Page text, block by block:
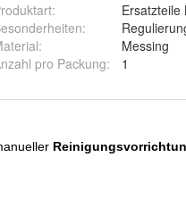
:
Ersatzteile
:
:
Messing
pro Packung: 1